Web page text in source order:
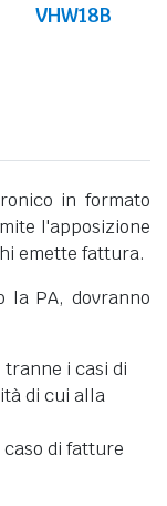
VHW18B
in formato
l'apposizione
emette fattura.
la PA, dovranno
tranne i casi di
di cui alla
caso di fatture